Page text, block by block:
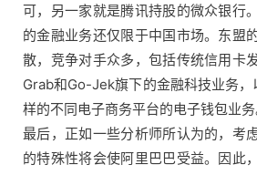
可，另一家就是腾讯持股的微众银行
的金融业务还仅限于中国市场。东盟
散，竞争对手众多，包括传统信用卡
Grab和Go-Jek旗下的金融科技业务
样的不同电子商务平台的电子钱包业务
最后，正如一些分析师所认为的，考
的特殊性将会使阿里巴巴受益。因此